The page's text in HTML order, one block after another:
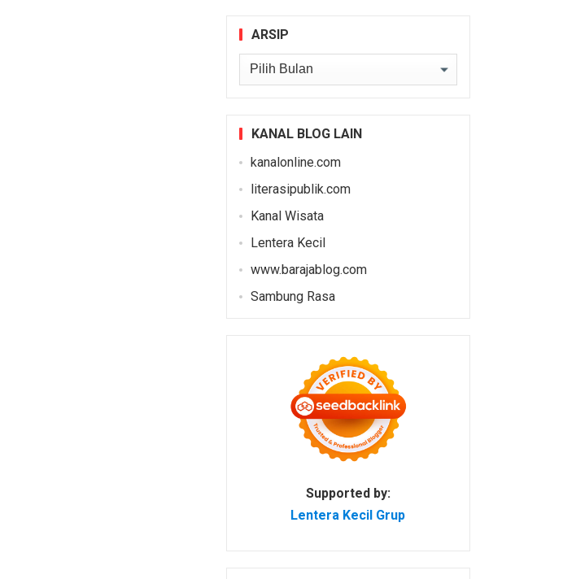
ARSIP
Arsip
KANAL BLOG LAIN
kanalonline.com
literasipublik.com
Kanal Wisata
Lentera Kecil
www.barajablog.com
Sambung Rasa
Supported by:
Lentera Kecil Grup